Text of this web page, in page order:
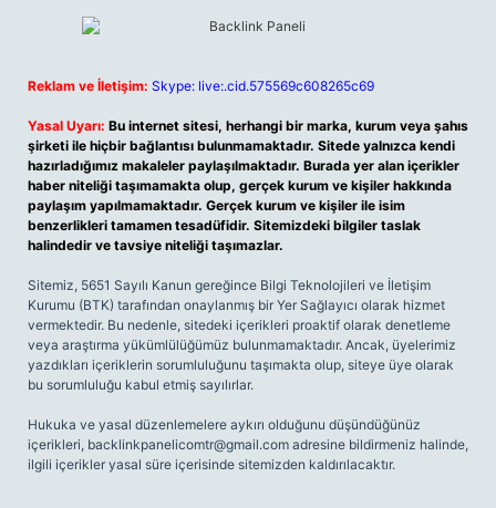
Reklam ve İletişim: Skype: live:.cid.575569c608265c69
Yasal Uyarı: Bu internet sitesi, herhangi bir marka, kurum veya şahıs
şirketi ile hiçbir bağlantısı bulunmamaktadır. Sitede yalnızca kendi
hazırladığımız makaleler paylaşılmaktadır. Burada yer alan içerikler
haber niteliği taşımamakta olup, gerçek kurum ve kişiler hakkında
paylaşım yapılmamaktadır. Gerçek kurum ve kişiler ile isim
benzerlikleri tamamen tesadüfidir. Sitemizdeki bilgiler taslak
halindedir ve tavsiye niteliği taşımazlar.
Sitemiz, 5651 Sayılı Kanun gereğince Bilgi Teknolojileri ve İletişim
Kurumu (BTK) tarafından onaylanmış bir Yer Sağlayıcı olarak hizmet
vermektedir. Bu nedenle, sitedeki içerikleri proaktif olarak denetleme
veya araştırma yükümlülüğümüz bulunmamaktadır. Ancak, üyelerimiz
yazdıkları içeriklerin sorumluluğunu taşımakta olup, siteye üye olarak
bu sorumluluğu kabul etmiş sayılırlar.
Hukuka ve yasal düzenlemelere aykırı olduğunu düşündüğünüz
içerikleri, backlinkpanelicomtr@gmail.com adresine bildirmeniz halinde,
ilgili içerikler yasal süre içerisinde sitemizden kaldırılacaktır.